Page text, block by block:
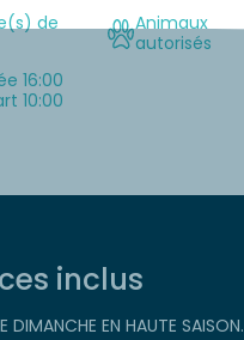
de
Animaux
autorisés
16:00
10:00
inclus
DIMANCHE EN HAUTE SAISON.